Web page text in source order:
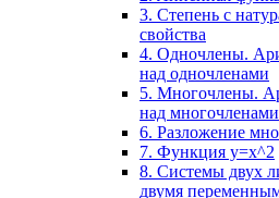
3. Степень с
свойства
4. Одночлены.
над одночленами
5. Многочлены.
над многочленами
6. Разложение
7. Функция y=x^2
8. Системы двух
двумя